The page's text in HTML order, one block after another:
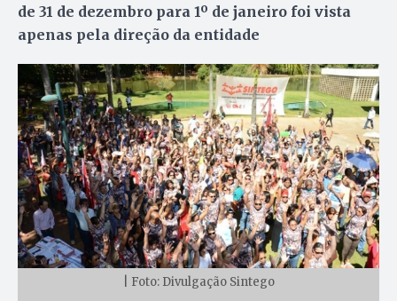
de 31 de dezembro para 1º de janeiro foi vista
apenas pela direção da entidade
| Foto: Divulgação Sintego